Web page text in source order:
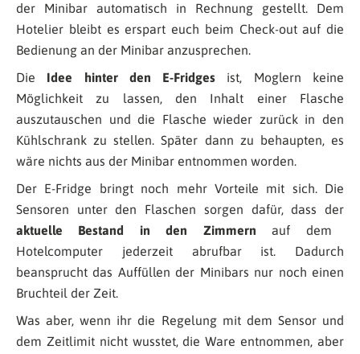
der Minibar automatisch in Rechnung gestellt. Dem
Hotelier bleibt es erspart euch beim Check-out auf die
Bedienung an der Minibar anzusprechen.
Die Idee hinter den E-Fridges ist, Moglern keine
Möglichkeit zu lassen, den Inhalt einer Flasche
auszutauschen und die Flasche wieder zurück in den
Kühlschrank zu stellen. Später dann zu behaupten, es
wäre nichts aus der Minibar entnommen worden.
Der E-Fridge bringt noch mehr Vorteile mit sich. Die
Sensoren unter den Flaschen sorgen dafür, dass der
aktuelle Bestand in den Zimmern auf dem
Hotelcomputer jederzeit abrufbar ist. Dadurch
beansprucht das Auffüllen der Minibars nur noch einen
Bruchteil der Zeit.
Was aber, wenn ihr die Regelung mit dem Sensor und
dem Zeitlimit nicht wusstet, die Ware entnommen, aber